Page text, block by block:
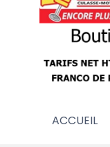
ACCUEIL